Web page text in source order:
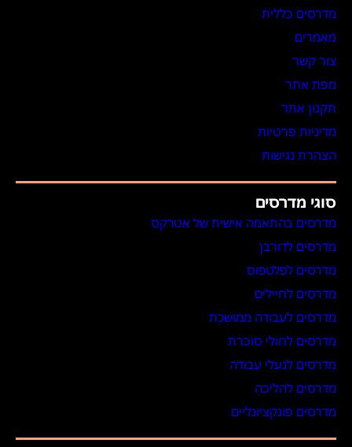
מדרסים כללית
מאמרים
צור קשר
מפת אתר
תקנון אתר
מדיניות פרטיות
הצהרת נגישות
סוגי מדרסים
מדרסים בהתאמה אישית של אטרקס
מדרסים לדורבן
מדרסים לפלטפוס
מדרסים לחיילים
מדרסים לעבודה ממושכת
מדרסים לחולי סוכרת
מדרסים לנעלי עבודה
מדרסים להליכה
מדרסים פונקציונליים